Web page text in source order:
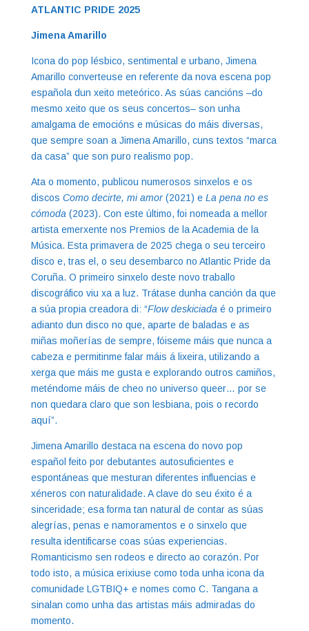
ATLANTIC PRIDE 2025
Jimena Amarillo
Icona do pop lésbico, sentimental e urbano, Jimena
Amarillo converteuse en referente da nova escena pop
española dun xeito meteórico. As súas cancións –do
mesmo xeito que os seus concertos– son unha
amalgama de emocións e músicas do máis diversas,
que sempre soan a Jimena Amarillo, cuns textos “marca
da casa” que son puro realismo pop.
Ata o momento, publicou numerosos sinxelos e os
discos Como decirte, mi amor(2021) e La pena no es
cómoda (2023). Con este último, foi nomeada a mellor
artista emerxente nos Premios de la Academia de la
Música. Esta primavera de 2025 chega o seu terceiro
disco e, tras el, o seu desembarco no Atlantic Pride da
Coruña. O primeiro sinxelo deste novo traballo
discográfico viu xa a luz. Trátase dunha canción da que
a súa propia creadora di: “Flow deskiciada é o primeiro
adianto dun disco no que, aparte de baladas e as
miñas moñerías de sempre, fóiseme máis que nunca a
cabeza e permitinme falar máis á lixeira, utilizando a
xerga que máis me gusta e explorando outros camiños,
meténdome máis de cheo no universo queer… por se
non quedara claro que son lesbiana, pois o recordo
aquí”.
Jimena Amarillo destaca na escena do novo pop
español feito por debutantes autosuficientes e
espontáneas que mesturan diferentes influencias e
xéneros con naturalidade. A clave do seu éxito é a
sinceridade; esa forma tan natural de contar as súas
alegrías, penas e namoramentos e o sinxelo que
resulta identificarse coas súas experiencias.
Romanticismo sen rodeos e directo ao corazón. Por
todo isto, a música erixiuse como toda unha icona da
comunidade LGTBIQ+ e nomes como C. Tangana a
sinalan como unha das artistas máis admiradas do
momento.